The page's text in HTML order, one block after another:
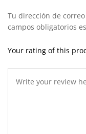
Tu dirección de
campos obligatorios
Your rating of this